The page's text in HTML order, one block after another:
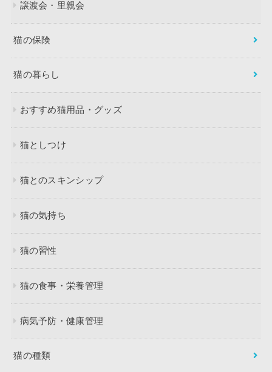
譲渡会・里親会
猫の保険
猫の暮らし
おすすめ猫用品・グッズ
猫としつけ
猫とのスキンシップ
猫の気持ち
猫の習性
猫の食事・栄養管理
病気予防・健康管理
猫の種類